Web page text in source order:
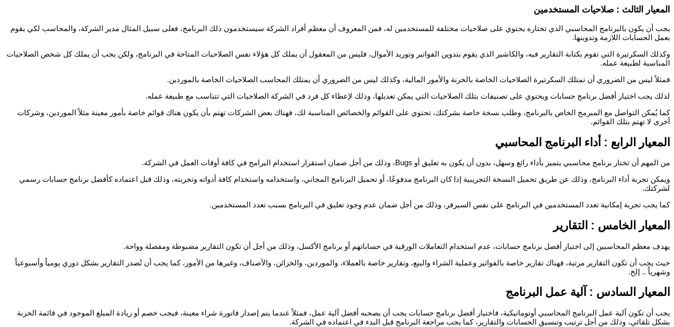
المعيار الثالث : صلاحيات المستخدمين
يجب أن يكون بالبرنامج المحاسبي الذي تختاره يحتوي على صلاحيات مختلفة للمستخدمين له، فمن المعروف أن معظم أفراد الشركة سيستخدمون ذلك البرنامج، فعلى سبيل المثال مدير الشركة، والمحاسب لكي يقوم
بعمل الحسابات اللازمة وتدوينها.
وكذلك السكرتيرة التي تقوم بكتابة التقارير فيه، والكاشير الذي يقوم بتدوين الفواتير وتوريد الأموال، فليس من المعقول أن يملك كل هؤلاء نفس الصلاحيات المتاحة في البرنامج، ولكن يجب أن يملك كل شخص الصلاحيات
المناسبة لطبيعة عمله.
فمثلاً ليس من الضروري أن تمتلك السكرتيرة الصلاحيات الخاصة بالخزنة والأمور المالية، وكذلك ليس من الضروري أن يمتلك المحاسب الصلاحيات الخاصة بالموردين.
لذلك يجب اختيار أفضل برنامج حسابات ويحتوي على تصنيفات بتلك الصلاحيات التي يمكن تعديلها، وذلك لإعطاء كل فرد في الشركة الصلاحيات التي تتناسب مع طبيعة عمله.
كما يُمكن التواصل مع المبرمج الخاص بالبرنامج، وطلب نسخة خاصة بشركتك، تحتوي على القوائم والخصائص المناسبة لك، فهناك بعض الشركات تهتم بأن يكون هناك قوائم خاصة بأمور معينة مثلاً الموردين، وشركات
أخرى لا تهتم بتلك القوائم.
المعيار الرابع : أداء البرنامج المحاسبي
من المهم أن تختار برنامج محاسبي يتميز بأداء رائع وسهل، بدون أن يكون به تعليق أو Bugs، وذلك من أجل ضمان استقرار استخدام البرامج في كافة أوقات العمل في الشركة.
ويمكن تجربة أداء البرنامج، وذلك عن طريق تحميل النسخة التجريبية إذا كان البرنامج مدفوعًا، أو تحميل البرنامج المجاني، واستخدامه واستخدام كافة أدواته وتجربته، وذلك قبل اعتماده كأفضل برنامج حسابات رسمي
لشركتك.
كما يجب تجربة إمكانية تعدد المستخدمين في البرنامج على نفس السيرفر، وذلك من أجل ضمان عدم وجود تعليق في البرنامج بسبب تعدد المستخدمين.
المعيار الخامس : التقارير
يهدف معظم المحاسبين إلى اختيار أفضل برنامج حسابات، عدم استخدام التعاملات الورقية في حساباتهم أو برنامج الأكسل، وذلك من أجل أن تكون التقارير مضبوطة ومفصلة وواحة.
حيث يجب أن تكون التقارير مرتبة، فهناك تقارير خاصة بالفواتير وعملية الشراء والبيع، وتقارير خاصة بالعملاء، والموردين، والخزائن، والأصناف، وغيرها من الأمور، كما يجب أن تُصدر التقارير بشكل دوري يومياً وأسبوعياً
وشهرياً .. إلخ.
المعيار السادس : آلية عمل البرنامج
يجب أن تكون آلية عمل البرنامج المحاسبي أوتوماتيكية، فاختيار أفضل برنامج حسابات يجب أن يصحبه أفضل آلية عمل، فمثلاً عندما يتم إصدار فاتورة شراء معينة، فيجب خصم أو زيادة المبلغ الموجود في قائمة الخزنة
بشكل تلقائي، وذلك من أجل ترتيب وتنسيق الحسابات والتقارير، كما يجب مراجعة البرنامج قبل البدء في اعتماده في الشركة.